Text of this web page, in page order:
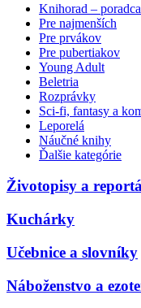
Knihorad –
Pre najmenších
Pre prvákov
Pre pubertiakov
Young Adult
Beletria
Rozprávky
Sci-fi, fantasy a
Leporelá
Náučné knihy
Ďalšie kategórie
Životopisy a
Kuchárky
Učebnice a slovníky
Náboženstvo a